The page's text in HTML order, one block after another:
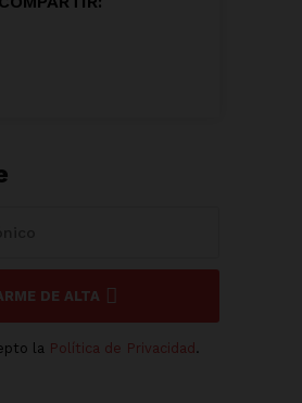
DE ALTA
la Política de Privacidad